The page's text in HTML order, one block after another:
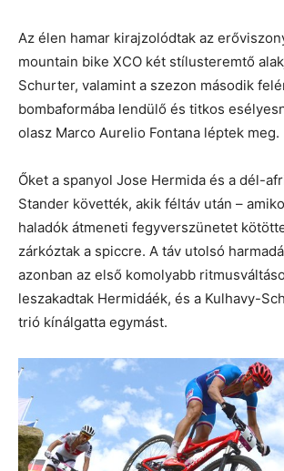
Az élen hamar kirajzolódtak az
mountain bike XCO két stílusteremtő
Schurter, valamint a szezon második
bombaformába lendülő és titkos
olasz Marco Aurelio Fontana léptek meg.
Őket a spanyol Jose Hermida és a dél-
Stander követték, akik féltáv után –
haladók átmeneti fegyverszünetet
zárkóztak a spiccre. A táv utolsó
azonban az első komolyabb
leszakadtak Hermidáék, és a Kulhavy-
trió kínálgatta egymást.